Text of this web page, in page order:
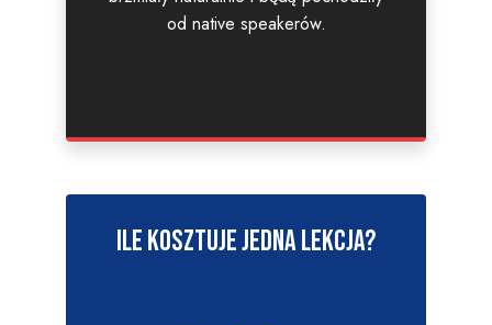
od native speakerów.
Ile kosztuje jedna lekcja?